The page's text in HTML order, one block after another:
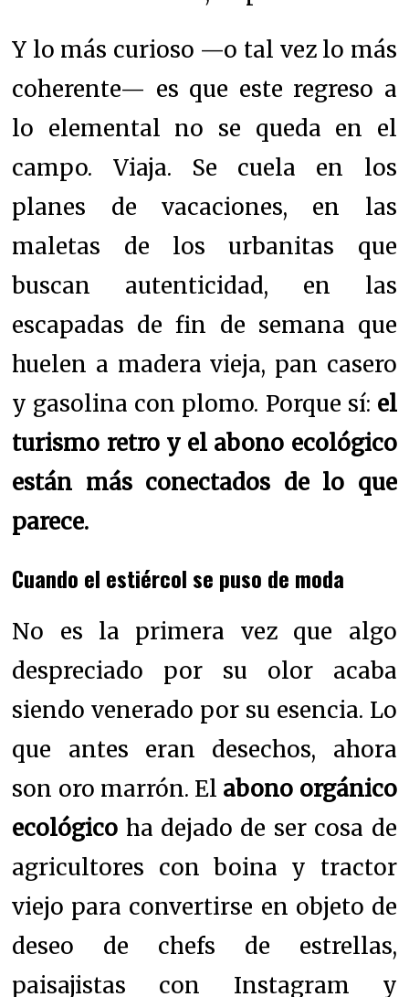
Y lo más curioso —o tal vez lo más
coherente— es que este regreso a
lo elemental no se queda en el
campo. Viaja. Se cuela en los
planes de vacaciones, en las
maletas de los urbanitas que
buscan autenticidad, en las
escapadas de fin de semana que
huelen a madera vieja, pan casero
y gasolina con plomo. Porque sí: el
turismo retro y el abono ecológico
están más conectados de lo que
parece.
Cuando el estiércol se puso de moda
No es la primera vez que algo
despreciado por su olor acaba
siendo venerado por su esencia. Lo
que antes eran desechos, ahora
son oro marrón. El abono orgánico
ecológico ha dejado de ser cosa de
agricultores con boina y tractor
viejo para convertirse en objeto de
deseo de chefs de estrellas,
paisajistas con Instagram y